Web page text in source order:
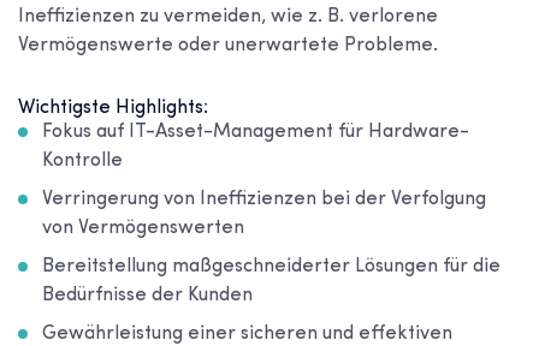
Ineffizienzen zu vermeiden, wie z. B. verlorene
Vermögenswerte oder unerwartete Probleme.
Wichtigste Highlights:
Fokus auf IT-Asset-Management für Hardware-
Kontrolle
Verringerung von Ineffizienzen bei der Verfolgung
von Vermögenswerten
Bereitstellung maßgeschneiderter Lösungen für die
Bedürfnisse der Kunden
Gewährleistung einer sicheren und effektiven